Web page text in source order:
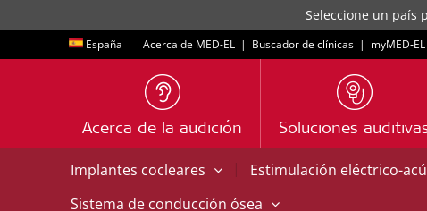
Seleccione un país
España Acerca de MED-EL | Buscador de clínicas | myMED‑EL
Acerca de la audición Soluciones
Implantes cocleares | Estimulación eléctrico-
Sistema de conducción ósea